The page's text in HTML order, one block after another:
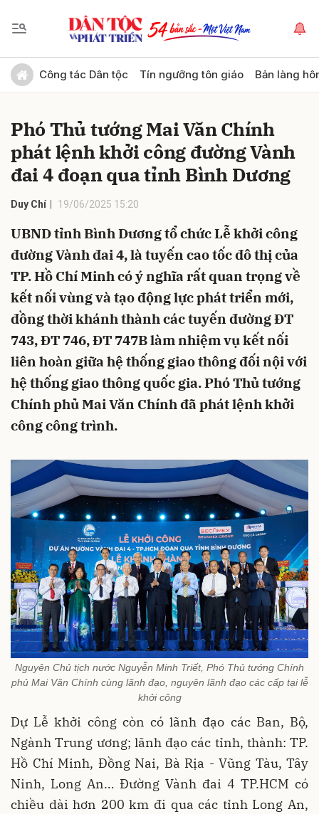
Công tác Dân tộc Tín ngưỡng tôn giáo Bản làng
Phó Thủ tướng Mai Văn Chính
phát lệnh khởi công đường Vành
đai 4 đoạn qua tỉnh Bình Dương
Duy Chí 19/06/2025 15:20
UBND tỉnh Bình Dương tổ chức Lễ khởi công
đường Vành đai 4, là tuyến cao tốc đô thị của
TP. Hồ Chí Minh có ý nghĩa rất quan trọng về
kết nối vùng và tạo động lực phát triển mới,
đồng thời khánh thành các tuyến đường ĐT
743, ĐT 746, ĐT 747B làm nhiệm vụ kết nối
liên hoàn giữa hệ thống giao thông đối nội với
hệ thống giao thông quốc gia. Phó Thủ tướng
Chính phủ Mai Văn Chính đã phát lệnh khởi
công công trình.
Nguyên Chủ tịch nước Nguyễn Minh Triết, Phó Thủ tướng Chính
phủ Mai Văn Chính cùng lãnh đạo, nguyên lãnh đạo các cấp tại lễ
khởi công
Dự Lễkhởi công còn có lãnh đạo các Ban, Bộ,
Ngành Trung ương; lãnh đạo các tỉnh, thành: TP.
Hồ Chí Minh, Đồng Nai, Bà Rịa - Vũng Tàu, Tây
Ninh, Long An… Đường Vành đai 4 TP.HCM có
chiều dài hơn 200 km đi qua các tỉnh Long An,
Gửi bình luận